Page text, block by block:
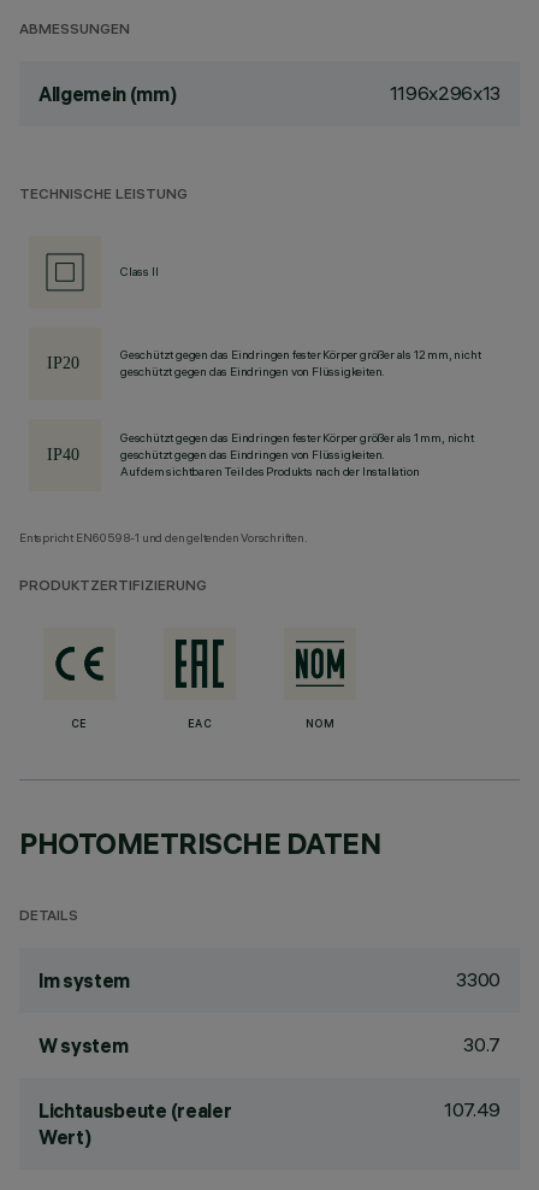
ABMESSUNGEN
Allgemein (mm) 1196x296x13
TECHNISCHE LEISTUNG
Class II
Geschützt gegen das Eindringen fester Körper größer als 12 mm, nicht
geschützt gegen das Eindringen von Flüssigkeiten.
Geschützt gegen das Eindringen fester Körper größer als 1 mm, nicht
geschützt gegen das Eindringen von Flüssigkeiten.
Auf dem sichtbaren Teil des Produkts nach der Installation
Entspricht EN60598-1 und den geltenden Vorschriften.
PRODUKTZERTIFIZIERUNG
CE EAC NOM
PHOTOMETRISCHE DATEN
DETAILS
lm system 3300
W system 30.7
Lichtausbeute (realer
Wert)
107.49